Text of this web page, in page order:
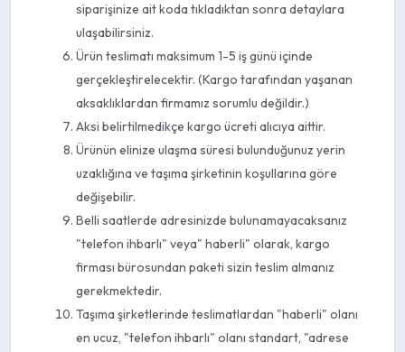
siparişinize ait koda tıkladıktan sonra detaylara
ulaşabilirsiniz.
Ürün teslimatı maksimum 1-5 iş günü içinde
gerçekleştirelecektir. (Kargo tarafından yaşanan
aksaklıklardan firmamız sorumlu değildir.)
Aksi belirtilmedikçe kargo ücreti alıcıya aittir.
Ürünün elinize ulaşma süresi bulunduğunuz yerin
uzaklığına ve taşıma şirketinin koşullarına göre
değişebilir.
Belli saatlerde adresinizde bulunamayacaksanız
"telefon ihbarlı" veya" haberli" olarak, kargo
firması bürosundan paketi sizin teslim almanız
gerekmektedir.
Taşıma şirketlerinde teslimatlardan "haberli" olanı
en ucuz, "telefon ihbarlı" olanı standart, "adrese